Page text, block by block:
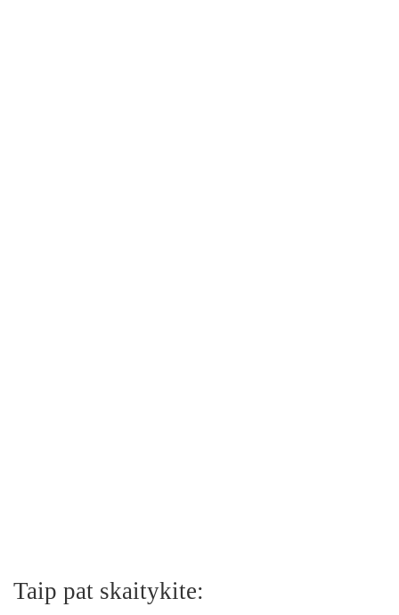
Taip pat skaitykite: